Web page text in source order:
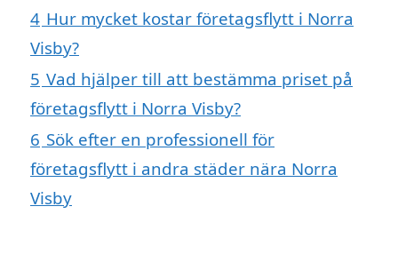
4 Hur mycket kostar företagsflytt i Norra
Visby?
5 Vad hjälper till att bestämma priset på
företagsflytt i Norra Visby?
6 Sök efter en professionell för
företagsflytt i andra städer nära Norra
Visby